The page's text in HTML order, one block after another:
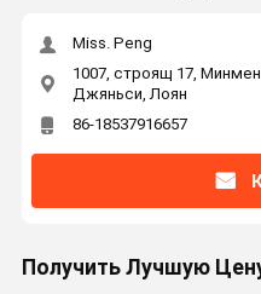
Miss. Peng
1007, строящ 17,
Джяньси, Лоян
86-18537916657
Получить Лучшую